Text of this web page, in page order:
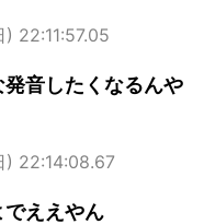
22:11:57.05
音したくなるんや
22:14:08.67
ええやん